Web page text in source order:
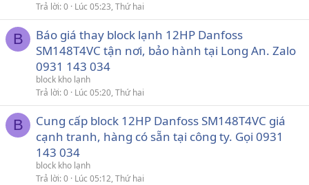
Trả lời 0 Lúc 05:23, Thứ hai
B
Báo giá thay block lạnh 12HP Danfoss
SM148T4VC tận nơi, bảo hành tại Long An. Zalo
0931 143 034
block kho lạnh
Trả lời 0 Lúc 05:20, Thứ hai
B
Cung cấp block 12HP Danfoss SM148T4VC giá
cạnh tranh, hàng có sẵn tại công ty. Gọi 0931
143 034
block kho lạnh
Trả lời 0 Lúc 05:12, Thứ hai